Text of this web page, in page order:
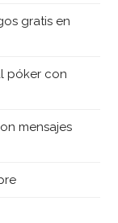
gratis en
póker con
mensajes